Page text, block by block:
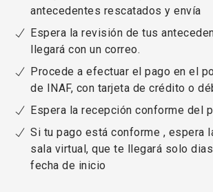
antecedentes rescatados y envía
Espera la revisión de tus
llegará con un correo.
Procede a efectuar el pago en el
de INAF, con tarjeta de crédito o
Espera la recepción conforme del
Si tu pago está conforme , espera
sala virtual, que te llegará solo
fecha de inicio